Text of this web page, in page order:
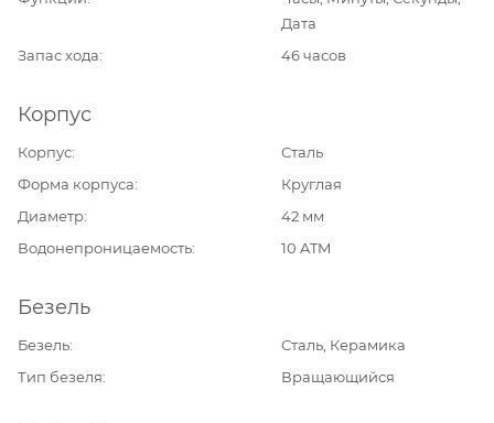
Дата
Запас хода
46 часов
Корпус
Корпус
Сталь
Форма корпуса
Круглая
Диаметр
42 мм
Водонепроницаемость
10 ATM
Безель
Безель
Сталь, Керамика
Тип безеля
Вращающийся